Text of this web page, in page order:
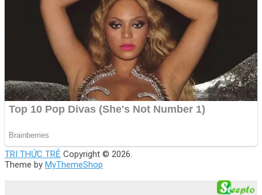
TRI THỨC TRẺ Copyright © 2026.
Theme by MyThemeShop